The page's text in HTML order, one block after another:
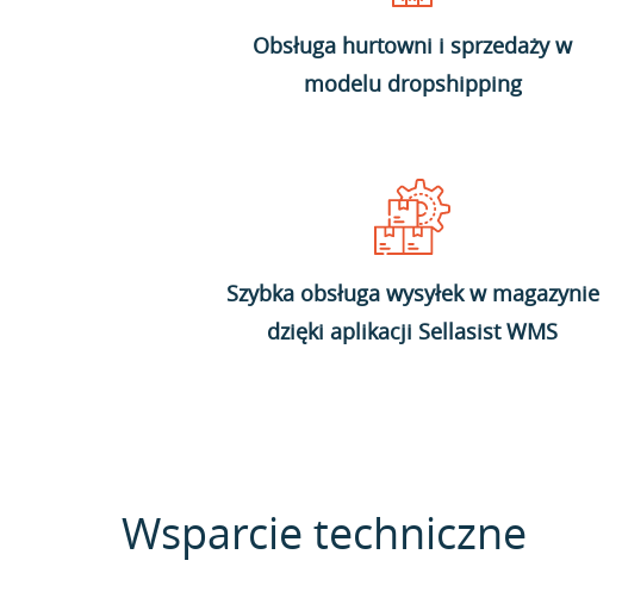
Obsługa hurtowni i sprzedaży w
modelu dropshipping
Szybka obsługa wysyłek w magazynie
dzięki aplikacji Sellasist WMS
Wsparcie techniczne